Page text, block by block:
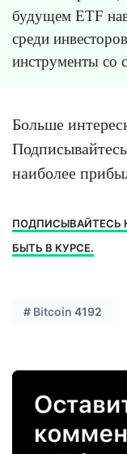
будущем ETF
среди
инструменты со
Больше
наиболее
ПОДПИСЫВАЙТЕСЬ
БЫТЬ В КУРСЕ.
# Bitcoin 4192